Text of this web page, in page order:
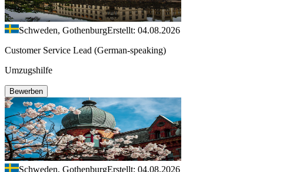
Schweden, GothenburgErstellt: 04.08.2026
Customer Service Lead (German-speaking)
Umzugshilfe
Bewerben
Schweden, GothenburgErstellt: 04.08.2026